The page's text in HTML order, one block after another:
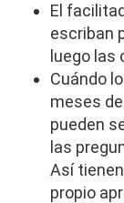
El
escriban
luego las
Cuándo
meses
pueden
las
Así
propio